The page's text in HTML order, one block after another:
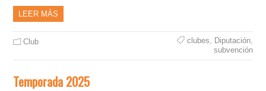
LEER MÁS
Club clubes Diputación,
subvención
Temporada 2025